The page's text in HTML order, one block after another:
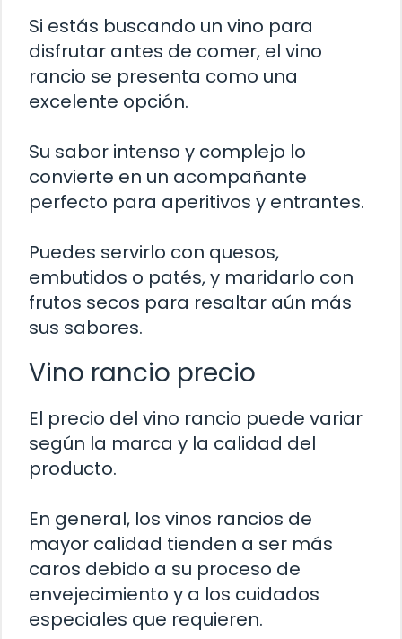
Si estás buscando un vino para
disfrutar antes de comer, el vino
rancio se presenta como una
excelente opción.
Su sabor intenso y complejo lo
convierte en un acompañante
perfecto para aperitivos y entrantes.
Puedes servirlo con quesos,
embutidos o patés, y maridarlo con
frutos secos para resaltar aún más
sus sabores.
Vino rancio precio
El precio del vino rancio puede variar
según la marca y la calidad del
producto.
En general, los vinos rancios de
mayor calidad tienden a ser más
caros debido a su proceso de
envejecimiento y a los cuidados
especiales que requieren.